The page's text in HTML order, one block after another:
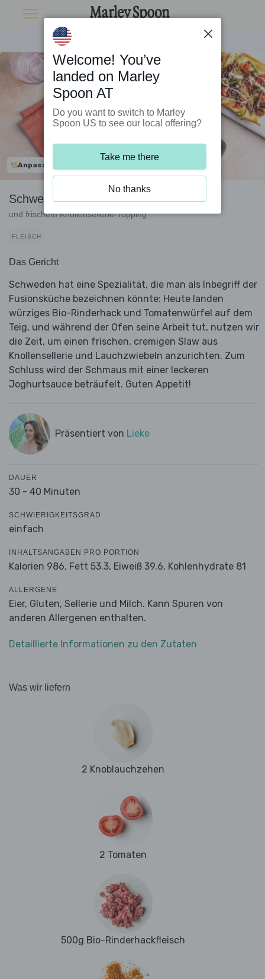
Anpassbar
Schwedische Pizza mit Bio-Rinderhack
und frischem Knollensellerie-Topping
FLEISCH
Das Gericht
Schweden hat eine Spezialität, die man als Inbegriff der
Fusionsküche bezeichnen könnte: Heute landen
würziges Bio-Rinderhack und Tomatenwürfel auf dem
Teig, und während der Ofen seine Arbeit tut, nutzen wir
die Zeit, um einen frischen, cremigen Slaw aus
Knollensellerie und Lauchzwiebeln anzurichten. Zum
Schluss wird der Schmaus mit einer leckeren
Joghurtsauce beträufelt. Guten Appetit!
Präsentiert von Lieke
DAUER
30 - 40 Minuten
SCHWIERIGKEITSGRAD
einfach
INHALTSANGABEN PRO PORTION
Kalorien 986, Fett 53.3, Eiweiß 39.6, Kohlenhydrate 81
ALLERGENE
Eier, Gluten, Sellerie und Milch. Kann Spuren von
anderen Allergenen enthalten.
Detaillierte Informationen zu den Zutaten
Was wir liefern
2 Knoblauchzehen
2 Tomaten
500g Bio-Rinderhackfleisch
Welcome! You’ve
landed on Marley
Spoon AT
Do you want to switch to Marley
Spoon US to see our local offering?
Take me there
No thanks